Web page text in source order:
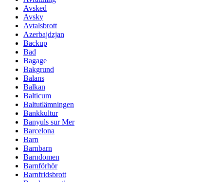
Avsked
Avsky
Avtalsbrott
Azerbajdzjan
Backup
Bad
Bagage
Bakgrund
Balans
Balkan
Balticum
Baltutlämningen
Bankkultur
Banyuls sur Mer
Barcelona
Barn
Barnbarn
Barndomen
Barnförhör
Barnfridsbrott